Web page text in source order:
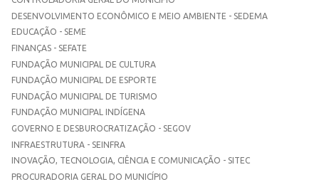
DESENVOLVIMENTO ECONÔMICO E MEIO AMBIENTE - SEDEMA
EDUCAÇÃO - SEME
FINANÇAS - SEFATE
FUNDAÇÃO MUNICIPAL DE CULTURA
FUNDAÇÃO MUNICIPAL DE ESPORTE
FUNDAÇÃO MUNICIPAL DE TURISMO
FUNDAÇÃO MUNICIPAL INDÍGENA
GOVERNO E DESBUROCRATIZAÇÃO - SEGOV
INFRAESTRUTURA - SEINFRA
INOVAÇÃO, TECNOLOGIA, CIÊNCIA E COMUNICAÇÃO - SITEC
PROCURADORIA GERAL DO MUNICÍPIO